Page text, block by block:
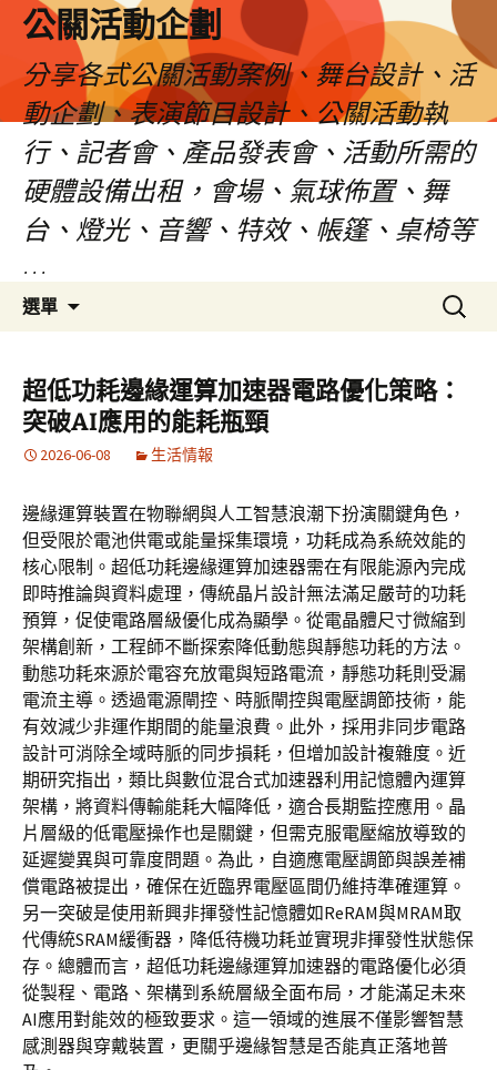
公關活動企劃
分享各式公關活動案例、舞台設計、活
動企劃、表演節目設計、公關活動執
行、記者會、產品發表會、活動所需的
硬體設備出租，會場、氣球佈置、舞
台、燈光、音響、特效、帳篷、桌椅等
…
選單
要
內
容
搜
尋
字:
超低功耗邊緣運算加速器電路優化策略：
突破AI應用的能耗瓶頸
2026-06-08 生活情報
邊緣運算裝置在物聯網與人工智慧浪潮下扮演關鍵角色，
但受限於電池供電或能量採集環境，功耗成為系統效能的
核心限制。超低功耗邊緣運算加速器需在有限能源內完成
即時推論與資料處理，傳統晶片設計無法滿足嚴苛的功耗
預算，促使電路層級優化成為顯學。從電晶體尺寸微縮到
架構創新，工程師不斷探索降低動態與靜態功耗的方法。
動態功耗來源於電容充放電與短路電流，靜態功耗則受漏
電流主導。透過電源閘控、時脈閘控與電壓調節技術，能
有效減少非運作期間的能量浪費。此外，採用非同步電路
設計可消除全域時脈的同步損耗，但增加設計複雜度。近
期研究指出，類比與數位混合式加速器利用記憶體內運算
架構，將資料傳輸能耗大幅降低，適合長期監控應用。晶
片層級的低電壓操作也是關鍵，但需克服電壓縮放導致的
延遲變異與可靠度問題。為此，自適應電壓調節與誤差補
償電路被提出，確保在近臨界電壓區間仍維持準確運算。
另一突破是使用新興非揮發性記憶體如ReRAM與MRAM取
代傳統SRAM緩衝器，降低待機功耗並實現非揮發性狀態保
存。總體而言，超低功耗邊緣運算加速器的電路優化必須
從製程、電路、架構到系統層級全面布局，才能滿足未來
AI應用對能效的極致要求。這一領域的進展不僅影響智慧
感測器與穿戴裝置，更關乎邊緣智慧是否能真正落地普